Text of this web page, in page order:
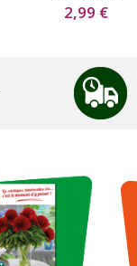
2,99 €